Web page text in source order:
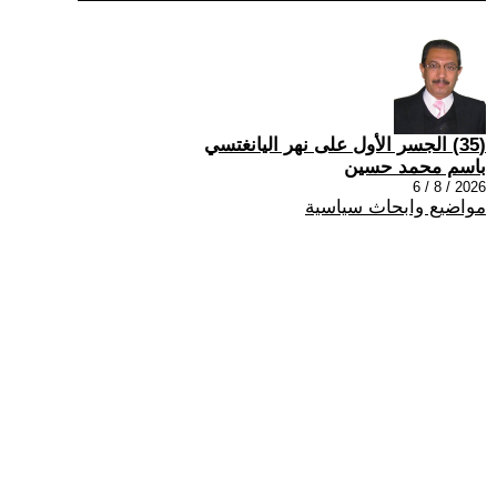
(35) الجسر الأول على نهر اليانغتسي
باسم محمد حسين
2026 / 8 / 6
مواضيع وابحاث سياسية